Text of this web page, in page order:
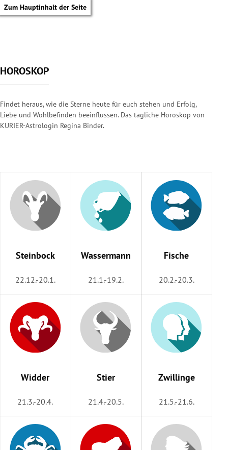
Zum Hauptinhalt der Seite
Untermenü
Untermenü
Untermenü
Untermenü
HOROSKOP
Findet heraus, wie die Sterne heute für euch stehen und Erfolg,
Liebe und Wohlbefinden beeinflussen. Das tägliche Horoskop von
KURIER-Astrologin Regina Binder.
Steinbock
22.12.-20.1.
Wassermann
21.1.-19.2.
Fische
20.2.-20.3.
Widder
21.3.-20.4.
Stier
21.4.-20.5.
Zwillinge
21.5.-21.6.